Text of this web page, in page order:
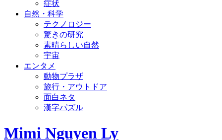
症状
自然・科学
テクノロジー
驚きの研究
素晴らしい自然
宇宙
エンタメ
動物プラザ
旅行・アウトドア
面白ネタ
漢字パズル
Mimi Nguyen Ly